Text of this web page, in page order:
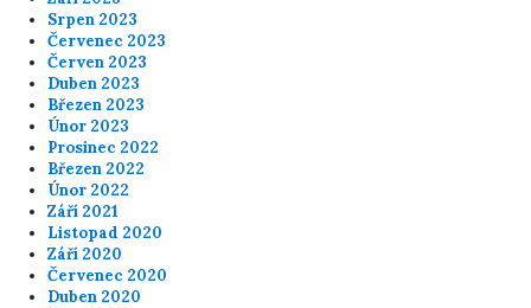
Srpen 2023
Červenec 2023
Červen 2023
Duben 2023
Březen 2023
Únor 2023
Prosinec 2022
Březen 2022
Únor 2022
Září 2021
Listopad 2020
Září 2020
Červenec 2020
Duben 2020